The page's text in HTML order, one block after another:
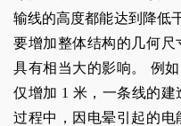
输线的高度都能达到降低
要增加整体结构的几何
具有相当大的影响。 例
仅增加 1 米，一条线的建
过程中，因电晕引起的